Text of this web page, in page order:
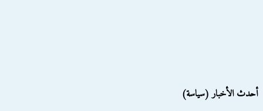
أحدث الأخبار (سياسة)